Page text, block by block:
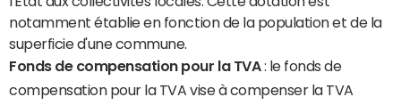
notamment établie en fonction de la population et de la
superficie d'une commune.
Fonds de compensation pour la TVA: le fonds de
compensation pour la TVA vise à compenser la TVA